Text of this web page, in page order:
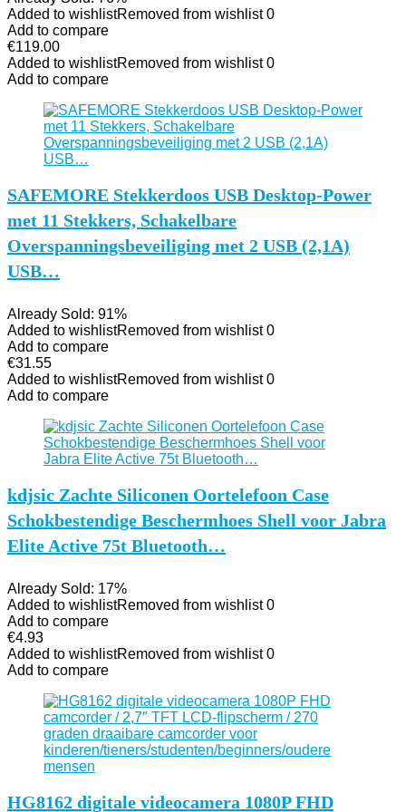
Added to wishlistRemoved from wishlist 0
Add to compare
€119.00
Added to wishlistRemoved from wishlist 0
Add to compare
SAFEMORE Stekkerdoos USB Desktop-Power
met 11 Stekkers, Schakelbare
Overspanningsbeveiliging met 2 USB (2,1A)
USB…
Already Sold: 91%
Added to wishlistRemoved from wishlist 0
Add to compare
€31.55
Added to wishlistRemoved from wishlist 0
Add to compare
kdjsic Zachte Siliconen Oortelefoon Case
Schokbestendige Beschermhoes Shell voor Jabra
Elite Active 75t Bluetooth…
Already Sold: 17%
Added to wishlistRemoved from wishlist 0
Add to compare
€4.93
Added to wishlistRemoved from wishlist 0
Add to compare
HG8162 digitale videocamera 1080P FHD